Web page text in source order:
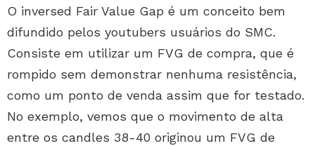
O inversed Fair Value Gap é um conceito bem
difundido pelos youtubers usuários do SMC.
Consiste em utilizar um FVG de compra, que é
rompido sem demonstrar nenhuma resistência,
como um ponto de venda assim que for testado.
No exemplo, vemos que o movimento de alta
entre os candles 38-40 originou um FVG de